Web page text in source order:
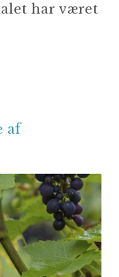
har været
af